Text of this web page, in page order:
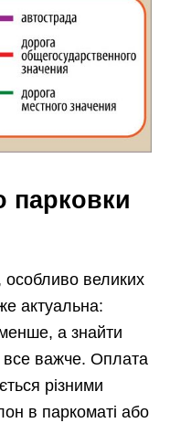
парковки
особливо великих
актуальна:
а знайти
все важче. Оплата
різними
в паркоматі або